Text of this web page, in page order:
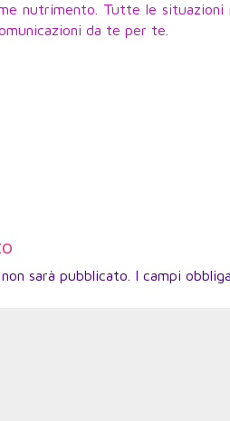
nutrimento. Tutte le
da te per te.
sarà pubblicato. I campi